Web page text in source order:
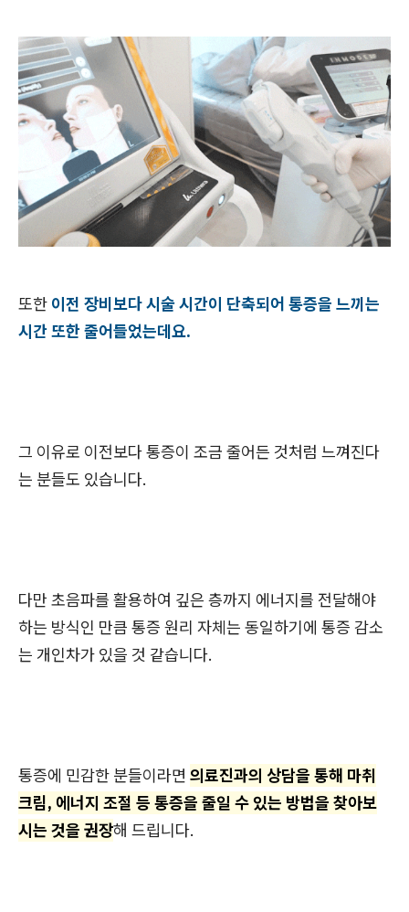
또한 이전 장비보다 시술 시간이 단축되어 통증을 느끼는
시간 또한 줄어들었는데요.
그 이유로 이전보다 통증이 조금 줄어든 것처럼 느껴진다
는 분들도 있습니다.
다만 초음파를 활용하여 깊은 층까지 에너지를 전달해야
하는 방식인 만큼 통증 원리 자체는 동일하기에 통증 감소
는 개인차가 있을 것 같습니다.
통증에 민감한 분들이라면 의료진과의 상담을 통해 마취
크림, 에너지 조절 등 통증을 줄일 수 있는 방법을 찾아보
시는 것을 권장해 드립니다.